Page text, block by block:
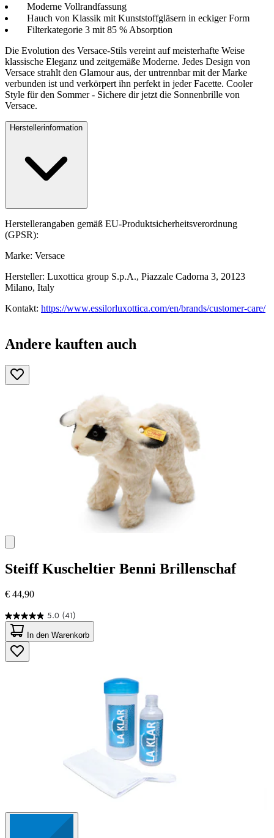
Moderne Vollrandfassung
Hauch von Klassik mit Kunststoffgläsern in eckiger Form
Filterkategorie 3 mit 85 % Absorption
Die Evolution des Versace-Stils vereint auf meisterhafte Weise
klassische Eleganz und zeitgemäße Moderne. Jedes Design von
Versace strahlt den Glamour aus, der untrennbar mit der Marke
verbunden ist und verkörpert ihn perfekt in jeder Facette. Cooler
Style für den Sommer - Sichere dir jetzt die Sonnenbrille von
Versace.
Herstellerinformation
Herstellerangaben gemäß EU-Produktsicherheitsverordnung
(GPSR):
Marke: Versace
Hersteller: Luxottica group S.p.A., Piazzale Cadorna 3, 20123
Milano, Italy
Kontakt: https://www.essilorluxottica.com/en/brands/customer-care/
Andere kauften auch
Steiff Kuscheltier Benni Brillenschaf
€ 44,90
5.0 (41)
5.0
von
5
Sternen.
41
In den Warenkorb